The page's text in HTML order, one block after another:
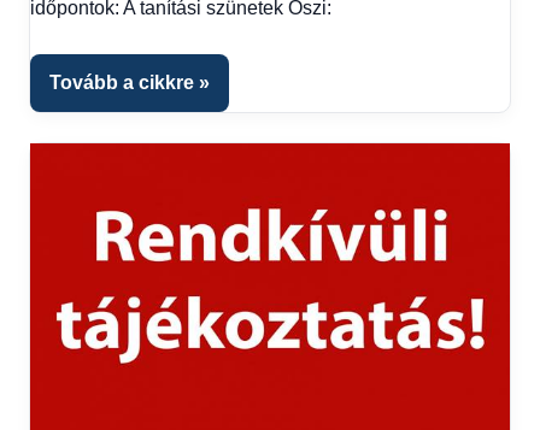
időpontok: A tanítási szünetek Őszi:
Tovább a cikkre